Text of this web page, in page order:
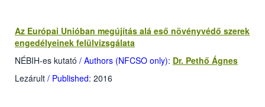
Az Európai Unióban megújítás alá eső növényvédő szerek
engedélyeinek felülvizsgálata
NÉBIH-es kutató / Authors (NFCSO only): Dr. Pethő Ágnes
Lezárult / Published: 2016